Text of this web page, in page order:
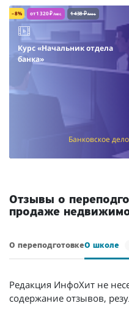
– 8% от 1 320 ₽/мес. 1 438 ₽/мес.
Курс «Начальник отдела
банка»
Банковское дело
Отзывы о
продаже
О переподготовкеО школе
Редакция ИнфоХит не
содержание отзывов,